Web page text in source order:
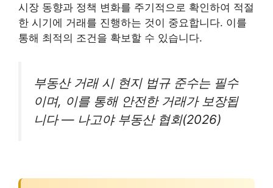
시장 동향과 정책 변화를 주기적으로 확인하여 적절
한 시기에 거래를 진행하는 것이 중요합니다. 이를
통해 최적의 조건을 확보할 수 있습니다.
부동산 거래 시 현지 법규 준수는 필수
이며, 이를 통해 안전한 거래가 보장됩
니다 — 나고야 부동산 협회(2026)